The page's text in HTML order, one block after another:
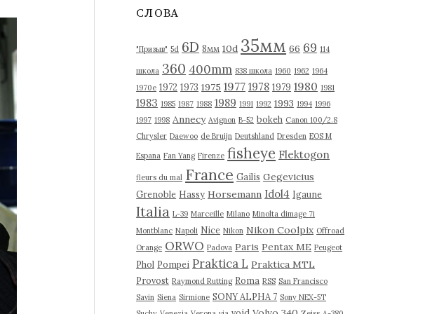
в
СЛОВА
"Призыв" 5d 6D 8мм 10d 35мм 66 69 114
школа 360 400mm 838 школа 1960 1962 1964
1970е 1972 1973 1975 1977 1978 1979 1980 1981
1983 1985 1987 1988 1989 1991 1992 1993 1994 1996
1997 1998 Annecy Avignon B-52 bokeh Canon 100/2.8
Chrysler Daewoo de Bruijn Deutshland Dresden EOS M
Espana Fan Yang Firenze fisheye Flektogon
fleurs du mal France Gailis Gegevicius
Grenoble Hassy Horsemann Idol4 Igaune
Italia L-39 Marceille Milano Minolta dimage 7i
Montblanc Napoli Nice Nikon Nikon Coolpix Offroad
Orange ORWO Padova Paris Pentax ME Peugeot
Phol Pompei Praktica L Praktica MTL
Provost Raymond Rutting Roma RSS San Francisco
Savin Siena Sirmione SONY ALPHA 7 Sony NEX-5T